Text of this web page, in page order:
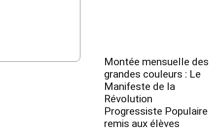
Montée mensuelle des
grandes couleurs : Le
Manifeste de la
Révolution
Progressiste Populaire
remis aux élèves